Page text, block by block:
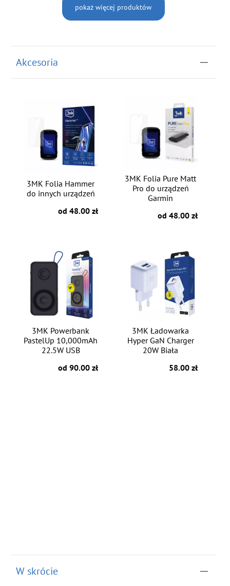
pokaż więcej produktów
Akcesoria
3MK Folia Hammer
do innych urządzeń
od 48.00 zł
3MK Folia Pure Matt
Pro do urządzeń
Garmin
od 48.00 zł
3MK Powerbank
PastelUp 10,000mAh
22.5W USB
od 90.00 zł
3MK Ładowarka
Hyper GaN Charger
20W Biała
58.00 zł
W skrócie